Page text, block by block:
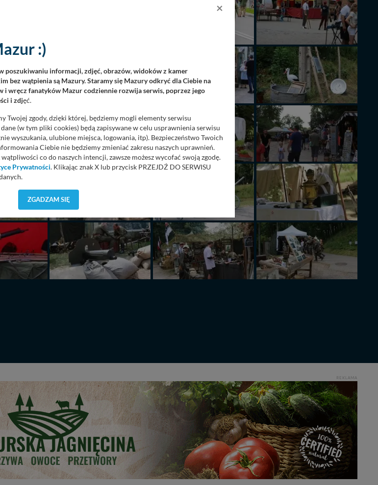
REKLAMA
×
:)
poszukiwaniu informacji, zdjęć, obrazów, widoków z kamer
bez wątpienia są Mazury. Staramy się Mazury odkryć dla Ciebie na
i wręcz fanatyków Mazur codziennie rozwija serwis, poprzez jego
i zdjęć.
Twojej zgody, dzięki której, będziemy mogli elementy serwisu
(w tym pliki cookies) będą zapisywane w celu usprawnienia serwisu
wyszukania, ulubione miejsca, logowania, itp). Bezpieczeństwo Twoich
Ciebie nie będziemy zmieniać zakresu naszych uprawnień.
wątpliwości co do naszych intencji, zawsze możesz wycofać swoją zgodę.
Prywatności. Klikając znak X lub przycisk PRZEJDŹ DO SERWISU
danych jest elementem usługi (przekazanie danych z formularza
Serwisu
Reklamowa Kreacja Monika Borkowska, z siedzibą ul. Wiejska 17,
się za pośrednictwem tejstrony.
swoich danych, zażądać ich poprawienia lub usunięcia, zabronić ich
jest możliwe techniczne zrealizowanie Twoich praw w odniesieniu do
ZGADZAM SIĘ